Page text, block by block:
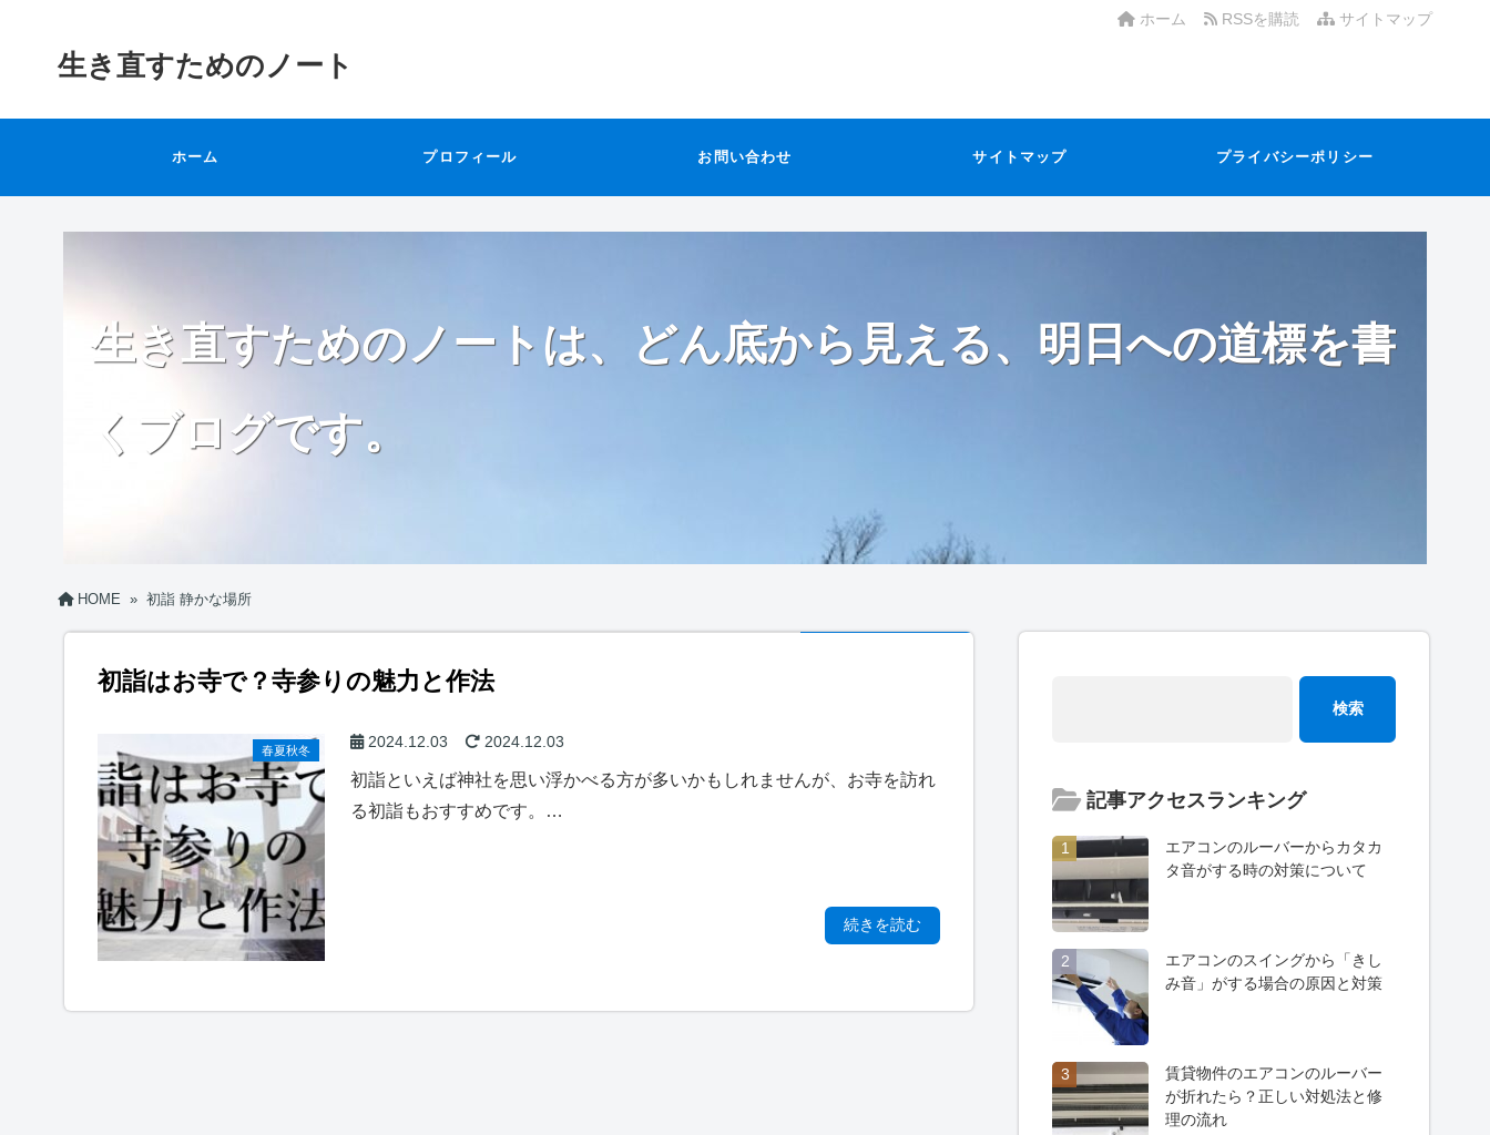
サイトマップ
RSSを購読
ホーム
生き直すためのノート
ホーム プロフィール お問い合わせ サイトマップ プライバシーポリシー
生き直すためのノートは、どん底から見える、明日への道標を書
くブログです。
HOME » 初詣 静かな場所
初詣はお寺で？寺参りの魅力と作法
春夏秋冬 2024.12.03 2024.12.03
初詣といえば神社を思い浮かべる方が多いかもしれませんが、お寺を訪れ
る初詣もおすすめです。…
続きを読む
記事アクセスランキング
1
エアコンのルーバーからカタカ
タ音がする時の対策について
2
エアコンのスイングから「きし
み音」がする場合の原因と対策
3
賃貸物件のエアコンのルーバー
が折れたら？正しい対処法と修
理の流れ